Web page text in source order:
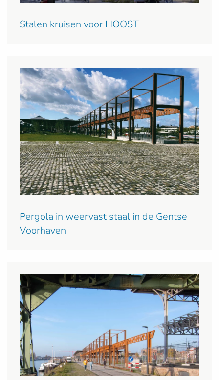
Stalen kruisen voor HOOST
Pergola in weervast staal in de Gentse
Voorhaven